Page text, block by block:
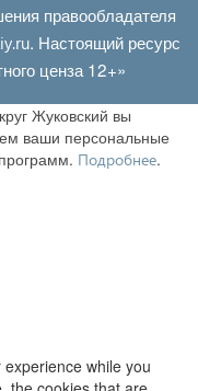
правообладателя
. Настоящий ресурс
ценза 12+»
Жуковский вы
ваши персональные
Подробнее.
while you